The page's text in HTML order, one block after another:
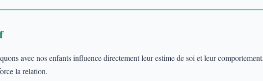
avec nos enfants influence directement leur estime de soi et leur
la relation.